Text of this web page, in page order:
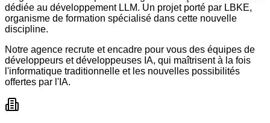
dédiée au développement LLM. Un projet porté par LBKE,
organisme de formation spécialisé dans cette nouvelle
discipline.
Notre agence recrute et encadre pour vous des équipes de
développeurs et développeuses IA, qui maîtrisent à la fois
l'informatique traditionnelle et les nouvelles possibilités
offertes par l'IA.